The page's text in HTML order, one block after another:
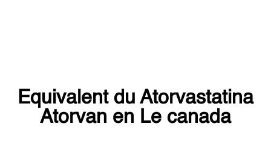
Equivalent du Atorvastatina
Atorvan en Le canada